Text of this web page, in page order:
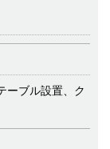
ーブル設置、ク